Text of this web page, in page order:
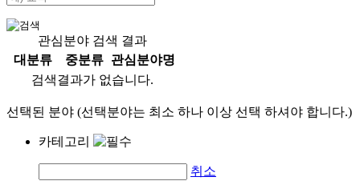
관심분야 검색 결과
대분류
중분류
관심분야명
검색결과가 없습니다.
선택된 분야 (선택분야는 최소 하나 이상 선택 하셔야 합니다.)
카테고리
취소